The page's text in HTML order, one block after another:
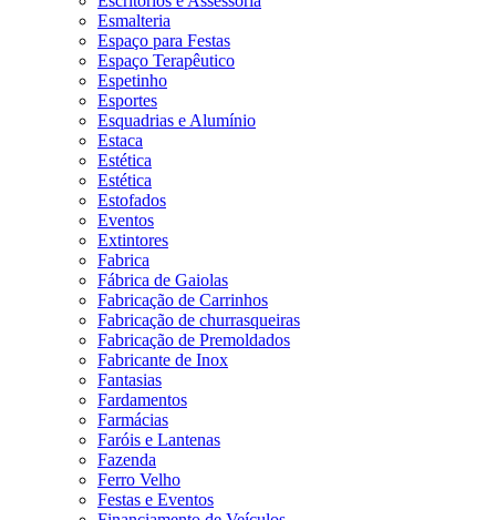
Esmalteria
Espaço para Festas
Espaço Terapêutico
Espetinho
Esportes
Esquadrias e Alumínio
Estaca
Estética
Estética
Estofados
Eventos
Extintores
Fabrica
Fábrica de Gaiolas
Fabricação de Carrinhos
Fabricação de churrasqueiras
Fabricação de Premoldados
Fabricante de Inox
Fantasias
Fardamentos
Farmácias
Faróis e Lantenas
Fazenda
Ferro Velho
Festas e Eventos